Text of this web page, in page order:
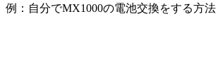
例：自分でMX1000の電池交換をする方法